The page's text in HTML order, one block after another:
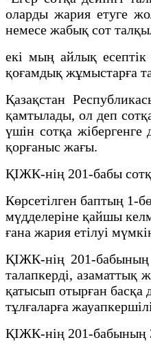
оларды жария етуге
немесе жабық сот
екі мың айлық
қоғамдық жұмыстарға
Қазақстан
қамтылады, ол деп
үшін сотқа
қорғаныс жағы.
ҚІЖК-нің 201-бабы
Көрсетілген баптың 1-
мүдделеріне қайшы
ғана жария етілуі
ҚІЖК-нің 201-бабының
талапкерді, азаматтық
қатысып отырған басқа
тұлғаларға
ҚІЖК-нің 201-бабының 3-